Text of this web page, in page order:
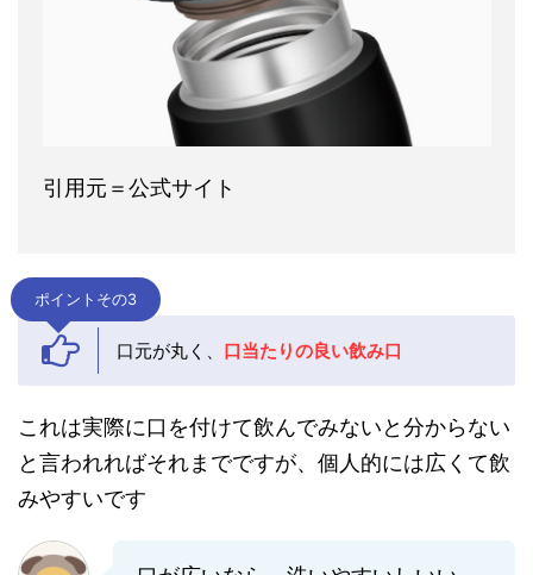
引用元＝公式サイト
ポイントその3
口元が丸く、 口当たりの良い飲み口
これは実際に口を付けて飲んでみないと分からない
と言われればそれまでですが、個人的には広くて飲
みやすいです